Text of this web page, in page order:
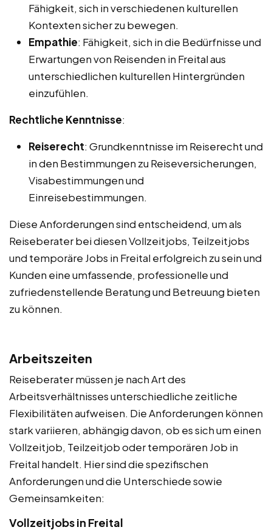
Fähigkeit, sich in verschiedenen kulturellen
Kontexten sicher zu bewegen.
Empathie: Fähigkeit, sich in die Bedürfnisse und
Erwartungen von Reisenden in Freital aus
unterschiedlichen kulturellen Hintergründen
einzufühlen.
Rechtliche Kenntnisse:
Reiserecht: Grundkenntnisse im Reiserecht und
in den Bestimmungen zu Reiseversicherungen,
Visabestimmungen und
Einreisebestimmungen.
Diese Anforderungen sind entscheidend, um als
Reiseberater bei diesen Vollzeitjobs, Teilzeitjobs
und temporäre Jobs in Freital erfolgreich zu sein und
Kunden eine umfassende, professionelle und
zufriedenstellende Beratung und Betreuung bieten
zu können.
Arbeitszeiten
Reiseberater müssen je nach Art des
Arbeitsverhältnisses unterschiedliche zeitliche
Flexibilitäten aufweisen. Die Anforderungen können
stark variieren, abhängig davon, ob es sich um einen
Vollzeitjob, Teilzeitjob oder temporären Job in
Freital handelt. Hier sind die spezifischen
Anforderungen und die Unterschiede sowie
Gemeinsamkeiten:
Vollzeitjobs in Freital